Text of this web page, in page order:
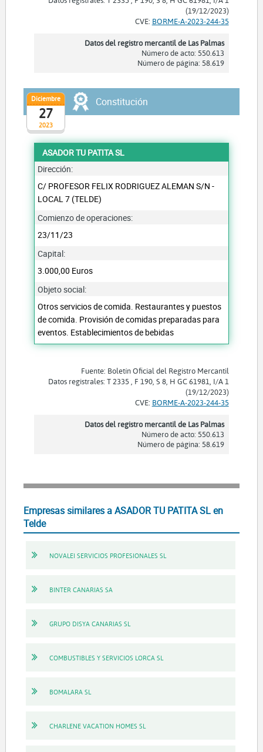
(19/12/2023)
CVE: BORME-A-2023-244-35
Datos del registro mercantil de Las Palmas
Número de acto: 550.613
Número de página: 58.619
2023
Diciembre
27
Constitución
ASADOR TU PATITA SL
Dirección:
C/ PROFESOR FELIX RODRIGUEZ ALEMAN S/N -
LOCAL 7 (TELDE)
Comienzo de operaciones:
23/11/23
Capital:
3.000,00 Euros
Objeto social:
Otros servicios de comida. Restaurantes y puestos
de comida. Provisión de comidas preparadas para
eventos. Establecimientos de bebidas
Fuente: Boletín Oficial del Registro Mercantil
Datos registrales: T 2335 , F 190, S 8, H GC 61981, I/A 1
(19/12/2023)
CVE: BORME-A-2023-244-35
Datos del registro mercantil de Las Palmas
Número de acto: 550.613
Número de página: 58.619
Empresas similares a ASADOR TU PATITA SL en
Telde
NOVALEI SERVICIOS PROFESIONALES SL
BINTER CANARIAS SA
GRUPO DISYA CANARIAS SL
COMBUSTIBLES Y SERVICIOS LORCA SL
BOMALARA SL
CHARLENE VACATION HOMES SL